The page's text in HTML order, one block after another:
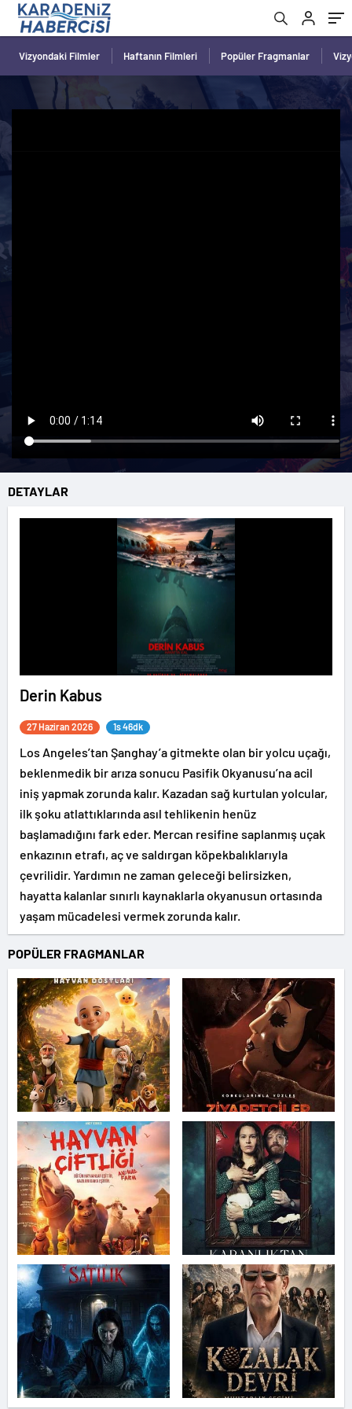
Vizyondaki Filmler Haftanın Filmleri Popüler Fragmanlar
DETAYLAR
Derin Kabus
27 Haziran 2026 1s 46dk
Los Angeles’tan Şanghay’a gitmekte olan bir yolcu uçağı,
beklenmedik bir arıza sonucu Pasifik Okyanusu’na acil
iniş yapmak zorunda kalır. Kazadan sağ kurtulan yolcular,
ilk şoku atlattıklarında asıl tehlikenin henüz
başlamadığını fark eder. Mercan resifine saplanmış uçak
enkazının etrafı, aç ve saldırgan köpekbalıklarıyla
çevrilidir. Yardımın ne zaman geleceği belirsizken,
hayatta kalanlar sınırlı kaynaklarla okyanusun ortasında
yaşam mücadelesi vermek zorunda kalır.
POPÜLER FRAGMANLAR